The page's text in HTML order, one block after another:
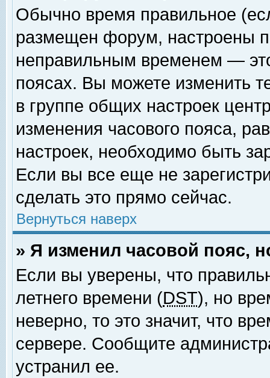
Обычно время правильное
размещен форум, настроены
неправильным временем —
поясах. Вы можете изменить
в группе общих настроек
изменения часового пояса,
настроек, необходимо быть
Если вы все еще не
сделать это прямо сейчас.
Вернуться наверх
» Я изменил часовой пояс,
Если вы уверены, что
летнего времени (DST), но
неверно, то это значит, что
сервере. Сообщите
устранил ее.